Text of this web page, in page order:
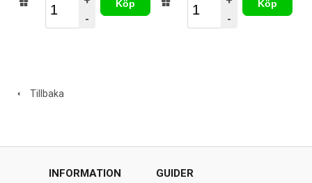
-
Köp
-
Köp
Tillbaka
INFORMATION GUIDER